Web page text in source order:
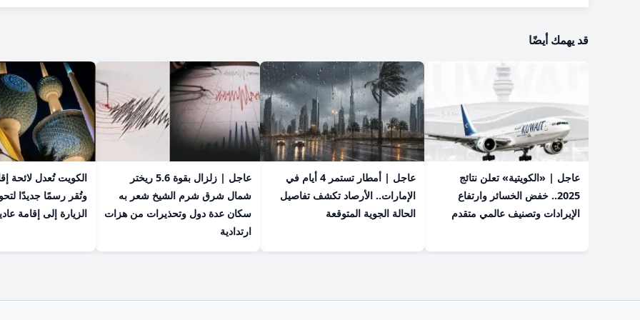
قد يهمك أيضًا
عاجل | «الكويتية» تعلن نتائج
2025.. خفض الخسائر وارتفاع
الإيرادات وتصنيف عالمي متقدم
عاجل | أمطار تستمر 4 أيام في
الإمارات.. الأرصاد تكشف تفاصيل
الحالة الجوية المتوقعة
عاجل | زلزال بقوة 5.6 ريختر
شمال شرق شرم الشيخ شعر به
سكان عدة دول وتحذيرات من هزات
ارتدادية
الكويت تُعدل لائحة
وتُقر رسمًا جديدًا
الزيارة إلى إقامة